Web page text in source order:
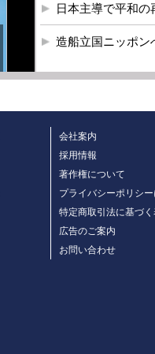
日本主導で平和の
造船立国ニッポン
会社案内
採用情報
著作権について
プライバシーポリシ
特定商取引法に基づく
広告のご案内
お問い合わせ